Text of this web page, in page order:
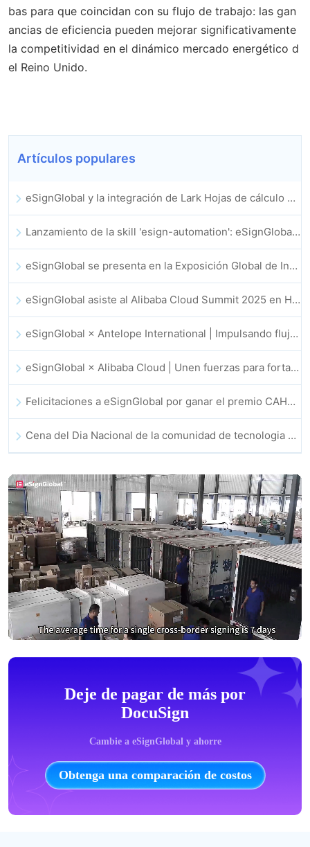
bas para que coincidan con su flujo de trabajo: las gan
ancias de eficiencia pueden mejorar significativamente
la competitividad en el dinámico mercado energético d
el Reino Unido.
Artículos populares
eSignGlobal y la integración de Lark Hojas de cálculo multidimensional se lanzan oficialmente: firma y archivo de contratos electrónicos totalmente automatizados
Lanzamiento de la skill 'esign-automation': eSignGlobal impulsa a OpenClaw con firmas electrónicas automatizadas
eSignGlobal se presenta en la Exposición Global de Innovación GIS 2025
eSignGlobal asiste al Alibaba Cloud Summit 2025 en Hong Kong, para discutir conjuntamente el futuro de la innovación en la nube impulsada por la IA y la confianza digital
eSignGlobal × Antelope International | Impulsando flujos de trabajo digitales seguros y basados en IA
eSignGlobal × Alibaba Cloud | Unen fuerzas para fortalecer la confianza digital global en fintech
Felicitaciones a eSignGlobal por ganar el premio CAHK STAR 2025
Cena del Dia Nacional de la comunidad de tecnologia e innovacion de Hong Kong
Deje de pagar de más por
DocuSign
Cambie a eSignGlobal y ahorre
Obtenga una comparación de costos